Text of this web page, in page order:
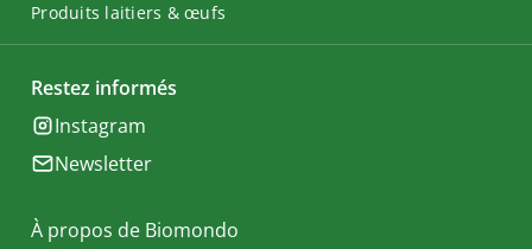
Produits laitiers & œufs
Restez informés
Instagram
Newsletter
À propos de Biomondo